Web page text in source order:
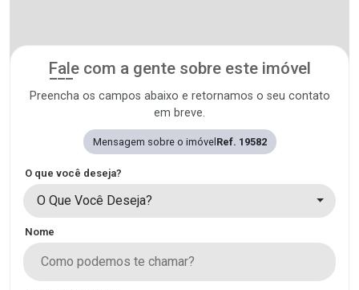
Fale com a gente sobre este imóvel
Preencha os campos abaixo e retornamos o seu contato
em breve.
Mensagem sobre o imóvel Ref. 19582
O que você deseja?
O Que Você Deseja?
Nome